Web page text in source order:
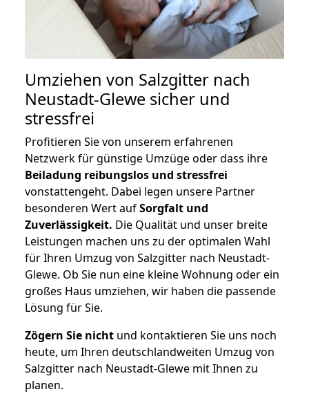
Umziehen von Salzgitter nach
Neustadt-Glewe sicher und
stressfrei
Profitieren Sie von unserem erfahrenen
Netzwerk für günstige Umzüge oder dass ihre
Beiladung reibungslos und stressfrei
vonstattengeht. Dabei legen unsere Partner
besonderen Wert aufSorgfalt und
Zuverlässigkeit. Die Qualität und unser breite
Leistungen machen uns zu der optimalen Wahl
für Ihren Umzug von Salzgitter nach Neustadt-
Glewe. Ob Sie nun eine kleine Wohnung oder ein
großes Haus umziehen, wir haben die passende
Lösung für Sie.
Zögern Sie nicht und kontaktieren Sie uns noch
heute, um Ihren deutschlandweiten Umzug von
Salzgitter nach Neustadt-Glewe mit Ihnen zu
planen.